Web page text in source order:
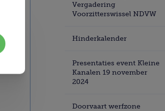
Vergadering
Voorzitterswissel NDVW
Hinderkalender
Presentaties event Kleine
Kanalen 19 november
2024
Doorvaart werfzone